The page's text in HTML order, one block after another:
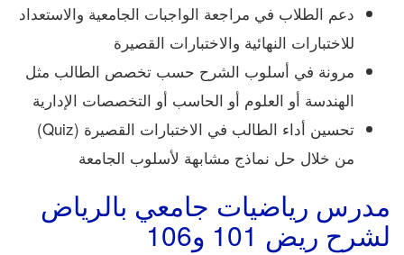
دعم الطلاب في مراجعة الواجبات الجامعية والاستعداد
للاختبارات النهائية والاختبارات القصيرة
مرونة في أسلوب الشرح حسب تخصص الطالب مثل
الهندسة أو العلوم أو الحاسب أو التخصصات الإدارية
تحسين أداء الطالب في الاختبارات القصيرة (Quiz)
من خلال حل نماذج مشابهة لأسلوب الجامعة
مدرس رياضيات جامعي بالرياض
لشرح ريض 101 و106